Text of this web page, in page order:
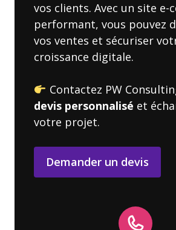
vos clients. Avec un site e-
performant, vous pouvez
vos ventes et sécuriser
croissance digitale.
Contactez PW
devis personnalisé et
votre projet.
Demander un devis